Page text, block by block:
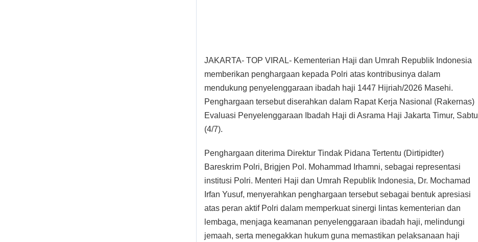
JAKARTA- TOP VIRAL- Kementerian Haji dan Umrah Republik Indonesia
memberikan penghargaan kepada Polri atas kontribusinya dalam
mendukung penyelenggaraan ibadah haji 1447 Hijriah/2026 Masehi.
Penghargaan tersebut diserahkan dalam Rapat Kerja Nasional (Rakernas)
Evaluasi Penyelenggaraan Ibadah Haji di Asrama Haji Jakarta Timur, Sabtu
(4/7).
Penghargaan diterima Direktur Tindak Pidana Tertentu (Dirtipidter)
Bareskrim Polri, Brigjen Pol. Mohammad Irhamni, sebagai representasi
institusi Polri. Menteri Haji dan Umrah Republik Indonesia, Dr. Mochamad
Irfan Yusuf, menyerahkan penghargaan tersebut sebagai bentuk apresiasi
atas peran aktif Polri dalam memperkuat sinergi lintas kementerian dan
lembaga, menjaga keamanan penyelenggaraan ibadah haji, melindungi
jemaah, serta menegakkan hukum guna memastikan pelaksanaan haji